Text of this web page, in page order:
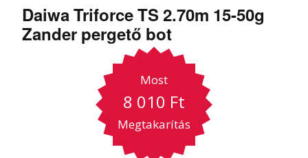
Daiwa Triforce TS 2.70m 15-50g
Zander pergető bot
Most
8 010 Ft
Megtakarítás